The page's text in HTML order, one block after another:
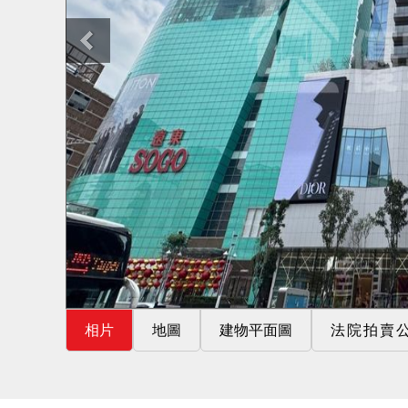
相片 地圖 建物平面圖 法院拍賣